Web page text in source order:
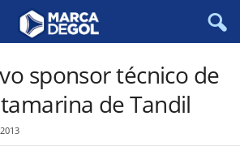
sponsor técnico de
de Tandil